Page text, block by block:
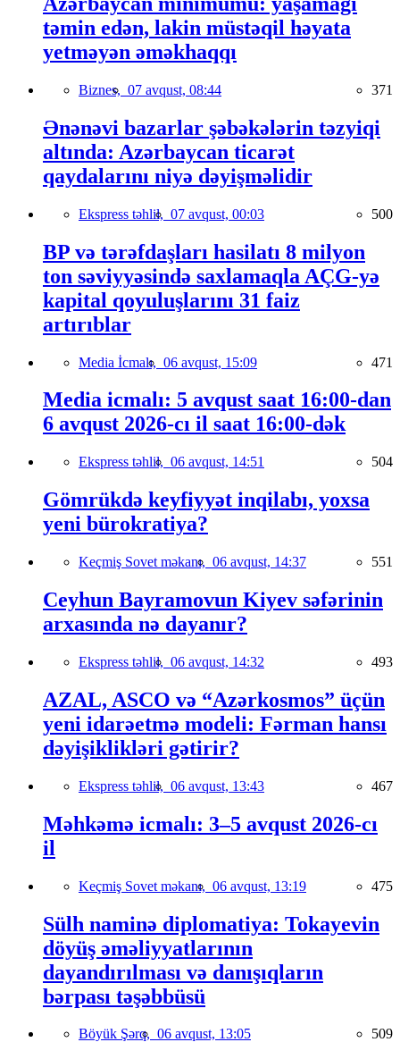
təmin edən, lakin müstəqil həyata
yetməyən əməkhaqqı
Biznes, 07 avqust, 08:44 371
Ənənəvi bazarlar şəbəkələrin təzyiqi
altında: Azərbaycan ticarət
qaydalarını niyə dəyişməlidir
Ekspress təhlil, 07 avqust, 00:03 500
BP və tərəfdaşları hasilatı 8 milyon
ton səviyyəsində saxlamaqla AÇG-yə
kapital qoyuluşlarını 31 faiz
artırıblar
Media İcmalı, 06 avqust, 15:09 471
Media icmalı: 5 avqust saat 16:00-dan
6 avqust 2026-cı il saat 16:00-dək
Ekspress təhlil, 06 avqust, 14:51 504
Gömrükdə keyfiyyət inqilabı, yoxsa
yeni bürokratiya?
Keçmiş Sovet məkanı, 06 avqust, 14:37 551
Ceyhun Bayramovun Kiyev səfərinin
arxasında nə dayanır?
Ekspress təhlil, 06 avqust, 14:32 493
AZAL, ASCO və “Azərkosmos” üçün
yeni idarəetmə modeli: Fərman hansı
dəyişiklikləri gətirir?
Ekspress təhlil, 06 avqust, 13:43 467
Məhkəmə icmalı: 3–5 avqust 2026-cı
il
Keçmiş Sovet məkanı, 06 avqust, 13:19 475
Sülh naminə diplomatiya: Tokayevin
döyüş əməliyyatlarının
dayandırılması və danışıqların
bərpası təşəbbüsü
Böyük Şərq, 06 avqust, 13:05 509